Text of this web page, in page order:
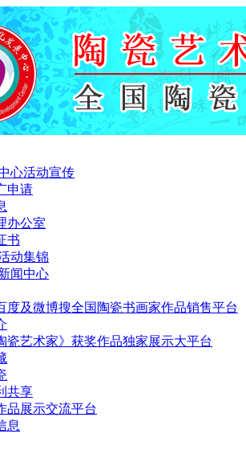
心活动宣传
申请
办公室
书
动集锦
闻中心
度及微博搜全国陶瓷书画家作品销售平台
瓷艺术家》获奖作品独家展示大平台
共享
品展示交流平台
息